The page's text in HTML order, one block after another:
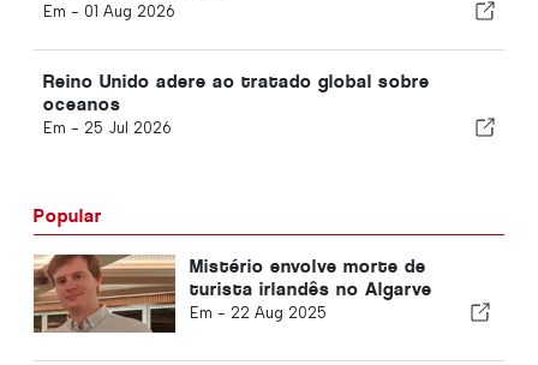
Em - 01 Aug 2026
Reino Unido adere ao tratado global sobre
oceanos
Em - 25 Jul 2026
Popular
Mistério envolve morte de
turista irlandês no Algarve
Em - 22 Aug 2025